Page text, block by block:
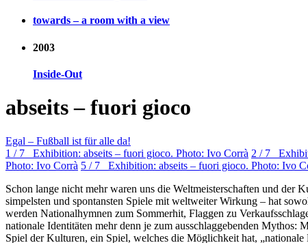
towards – a room with a view
2003
Inside-Out
abseits – fuori gioco
Egal – Fußball ist für alle da!
1 / 7 Exhibition: abseits – fuori gioco. Photo: Ivo Corrà 2 / 7
Photo: Ivo Corrà 5 / 7 Exhibition: abseits – fuori gioco. Photo: Ivo
Schon lange nicht mehr waren uns die Weltmeisterschaften und der
simpelsten und spontansten Spiele mit weltweiter Wirkung – hat
werden Nationalhymnen zum Sommerhit, Flaggen zu
nationale Identitäten mehr denn je zum ausschlaggebenden
Spiel der Kulturen, ein Spiel, welches die Möglichkeit hat,